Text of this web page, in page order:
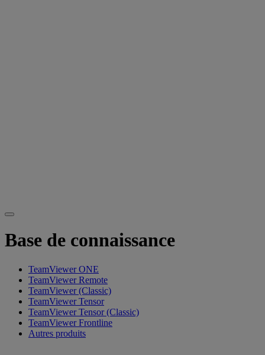
Base de connaissance
TeamViewer ONE
TeamViewer Remote
TeamViewer (Classic)
TeamViewer Tensor
TeamViewer Tensor (Classic)
TeamViewer Frontline
Autres produits